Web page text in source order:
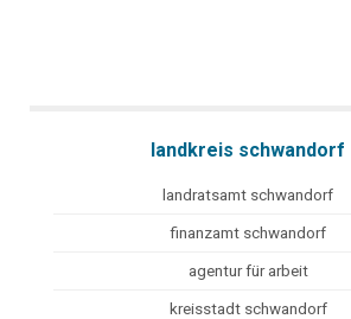
landkreis schwandorf
landratsamt schwandorf
finanzamt schwandorf
agentur für arbeit
kreisstadt schwandorf